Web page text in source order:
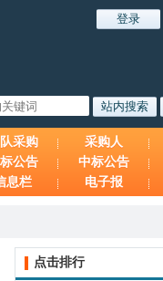
采购 采购人
公告 中标公告
息栏 电子报
点击排行